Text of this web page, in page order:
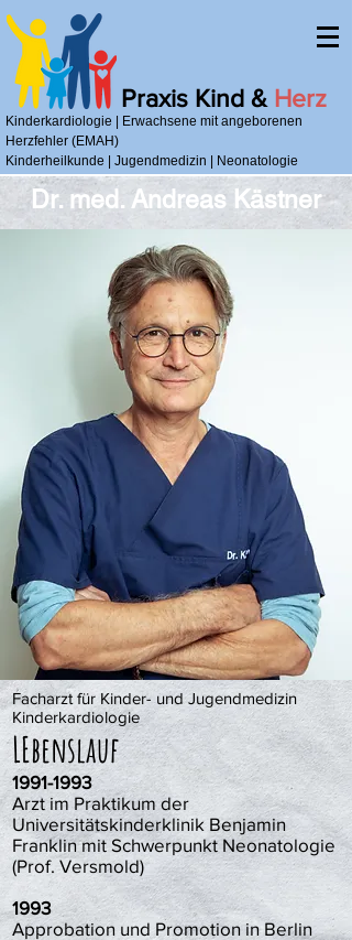
Praxis Kind & Herz
Kinderkardiologie | Erwachsene mit angeborenen
Herzfehler (EMAH)
Kinderheilkunde | Jugendmedizin | Neonatologie
Dr. med. Andreas Kästner
Facharzt für Kinder- und Jugendmedizin
Kinderkardiologie
LEbenslauf
1991-1993
Arzt im Praktikum der
Universitätskinderklinik Benjamin
Franklin mit Schwerpunkt Neonatologie
(Prof. Versmold)
1993
Approbation und Promotion in Berlin